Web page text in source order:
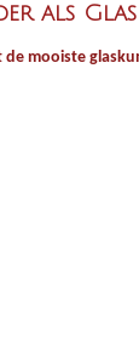
als Glas
mooiste